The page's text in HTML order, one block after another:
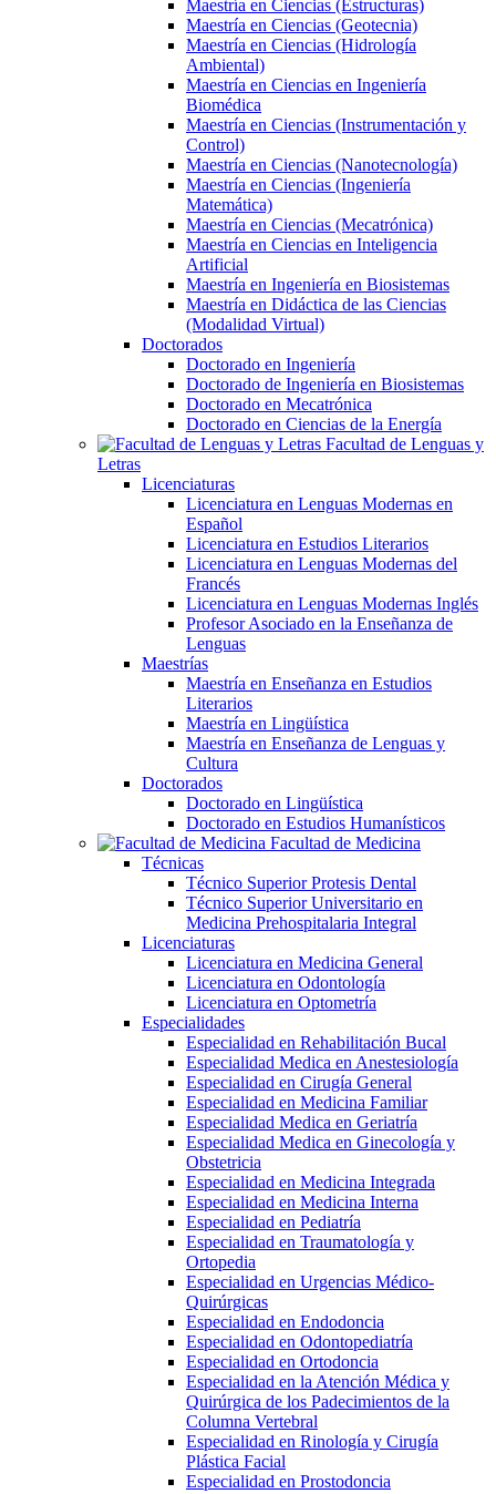
Maestría en Ciencias (Estructuras)
Maestría en Ciencias (Geotecnia)
Maestría en Ciencias (Hidrología
Ambiental)
Maestría en Ciencias en Ingeniería
Biomédica
Maestría en Ciencias (Instrumentación y
Control)
Maestría en Ciencias (Nanotecnología)
Maestría en Ciencias (Ingeniería
Matemática)
Maestría en Ciencias (Mecatrónica)
Maestría en Ciencias en Inteligencia
Artificial
Maestría en Ingeniería en Biosistemas
Maestría en Didáctica de las Ciencias
(Modalidad Virtual)
Doctorados
Doctorado en Ingeniería
Doctorado de Ingeniería en Biosistemas
Doctorado en Mecatrónica
Doctorado en Ciencias de la Energía
Facultad de Lenguas y
Letras
Licenciaturas
Licenciatura en Lenguas Modernas en
Español
Licenciatura en Estudios Literarios
Licenciatura en Lenguas Modernas del
Francés
Licenciatura en Lenguas Modernas Inglés
Profesor Asociado en la Enseñanza de
Lenguas
Maestrías
Maestría en Enseñanza en Estudios
Literarios
Maestría en Lingüística
Maestría en Enseñanza de Lenguas y
Cultura
Doctorados
Doctorado en Lingüística
Doctorado en Estudios Humanísticos
Facultad de Medicina
Técnicas
Técnico Superior Protesis Dental
Técnico Superior Universitario en
Medicina Prehospitalaria Integral
Licenciaturas
Licenciatura en Medicina General
Licenciatura en Odontología
Licenciatura en Optometría
Especialidades
Especialidad en Rehabilitación Bucal
Especialidad Medica en Anestesiología
Especialidad en Cirugía General
Especialidad en Medicina Familiar
Especialidad Medica en Geriatría
Especialidad Medica en Ginecología y
Obstetricia
Especialidad en Medicina Integrada
Especialidad en Medicina Interna
Especialidad en Pediatría
Especialidad en Traumatología y
Ortopedia
Especialidad en Urgencias Médico-
Quirúrgicas
Especialidad en Endodoncia
Especialidad en Odontopediatría
Especialidad en Ortodoncia
Especialidad en la Atención Médica y
Quirúrgica de los Padecimientos de la
Columna Vertebral
Especialidad en Rinología y Cirugía
Plástica Facial
Especialidad en Prostodoncia